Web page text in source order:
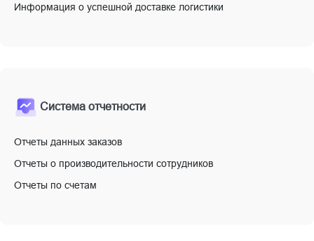
Информация о успешной доставке логистики
Система отчетности
Отчеты данных заказов
Отчеты о производительности сотрудников
Отчеты по счетам